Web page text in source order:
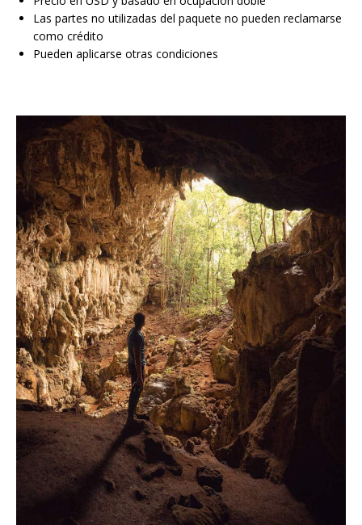
Las partes no utilizadas del paquete no pueden reclamarse
como crédito
Pueden aplicarse otras condiciones